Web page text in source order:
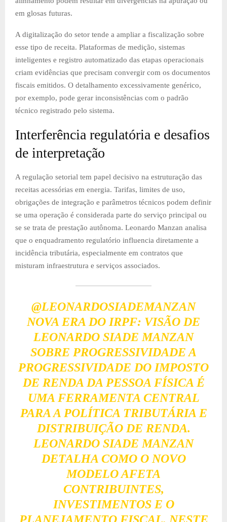
em glosas futuras.
A digitalização do setor tende a ampliar a fiscalização sobre
esse tipo de receita. Plataformas de medição, sistemas
inteligentes e registro automatizado das etapas operacionais
criam evidências que precisam convergir com os documentos
fiscais emitidos. O detalhamento excessivamente genérico,
por exemplo, pode gerar inconsistências com o padrão
técnico registrado pelo sistema.
Interferência regulatória e desafios
de interpretação
A regulação setorial tem papel decisivo na estruturação das
receitas acessórias em energia. Tarifas, limites de uso,
obrigações de integração e parâmetros técnicos podem definir
se uma operação é considerada parte do serviço principal ou
se se trata de prestação autônoma. Leonardo Manzan analisa
que o enquadramento regulatório influencia diretamente a
incidência tributária, especialmente em contratos que
misturam infraestrutura e serviços associados.
@LEONARDOSIADEMANZAN
NOVA ERA DO IRPF: VISÃO DE
LEONARDO SIADE MANZAN
SOBRE PROGRESSIVIDADE A
PROGRESSIVIDADE DO IMPOSTO
DE RENDA DA PESSOA FÍSICA É
UMA FERRAMENTA CENTRAL
PARA A POLÍTICA TRIBUTÁRIA E
DISTRIBUIÇÃO DE RENDA.
LEONARDO SIADE MANZAN
DETALHA COMO O NOVO
MODELO AFETA
CONTRIBUINTES,
INVESTIMENTOS E O